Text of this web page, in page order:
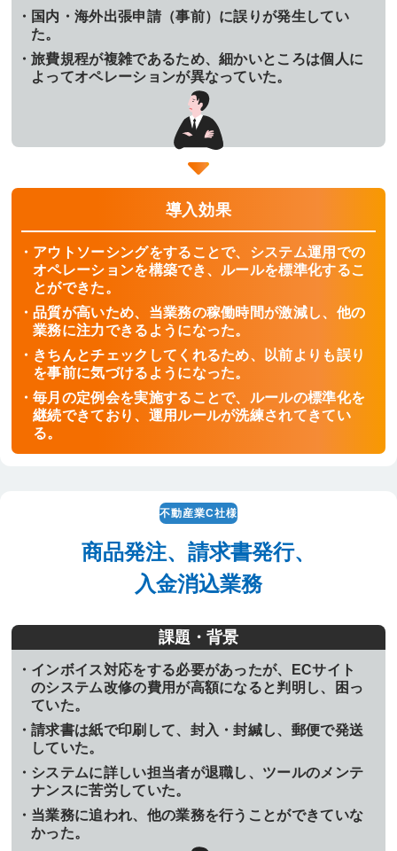
国内・海外出張申請（事前）に誤りが発生してい
た。
旅費規程が複雑であるため、細かいところは個人に
よってオペレーションが異なっていた。
導入効果
アウトソーシングをすることで、システム運用での
オペレーションを構築でき、ルールを標準化するこ
とができた。
品質が高いため、当業務の稼働時間が激減し、他の
業務に注力できるようになった。
きちんとチェックしてくれるため、以前よりも誤り
を事前に気づけるようになった。
毎月の定例会を実施することで、ルールの標準化を
継続できており、運用ルールが洗練されてきてい
る。
不動産業C社様
商品発注、請求書発行、
入金消込業務
課題・背景
インボイス対応をする必要があったが、ECサイト
のシステム改修の費用が高額になると判明し、困っ
ていた。
請求書は紙で印刷して、封入・封緘し、郵便で発送
していた。
システムに詳しい担当者が退職し、ツールのメンテ
ナンスに苦労していた。
当業務に追われ、他の業務を行うことができていな
かった。